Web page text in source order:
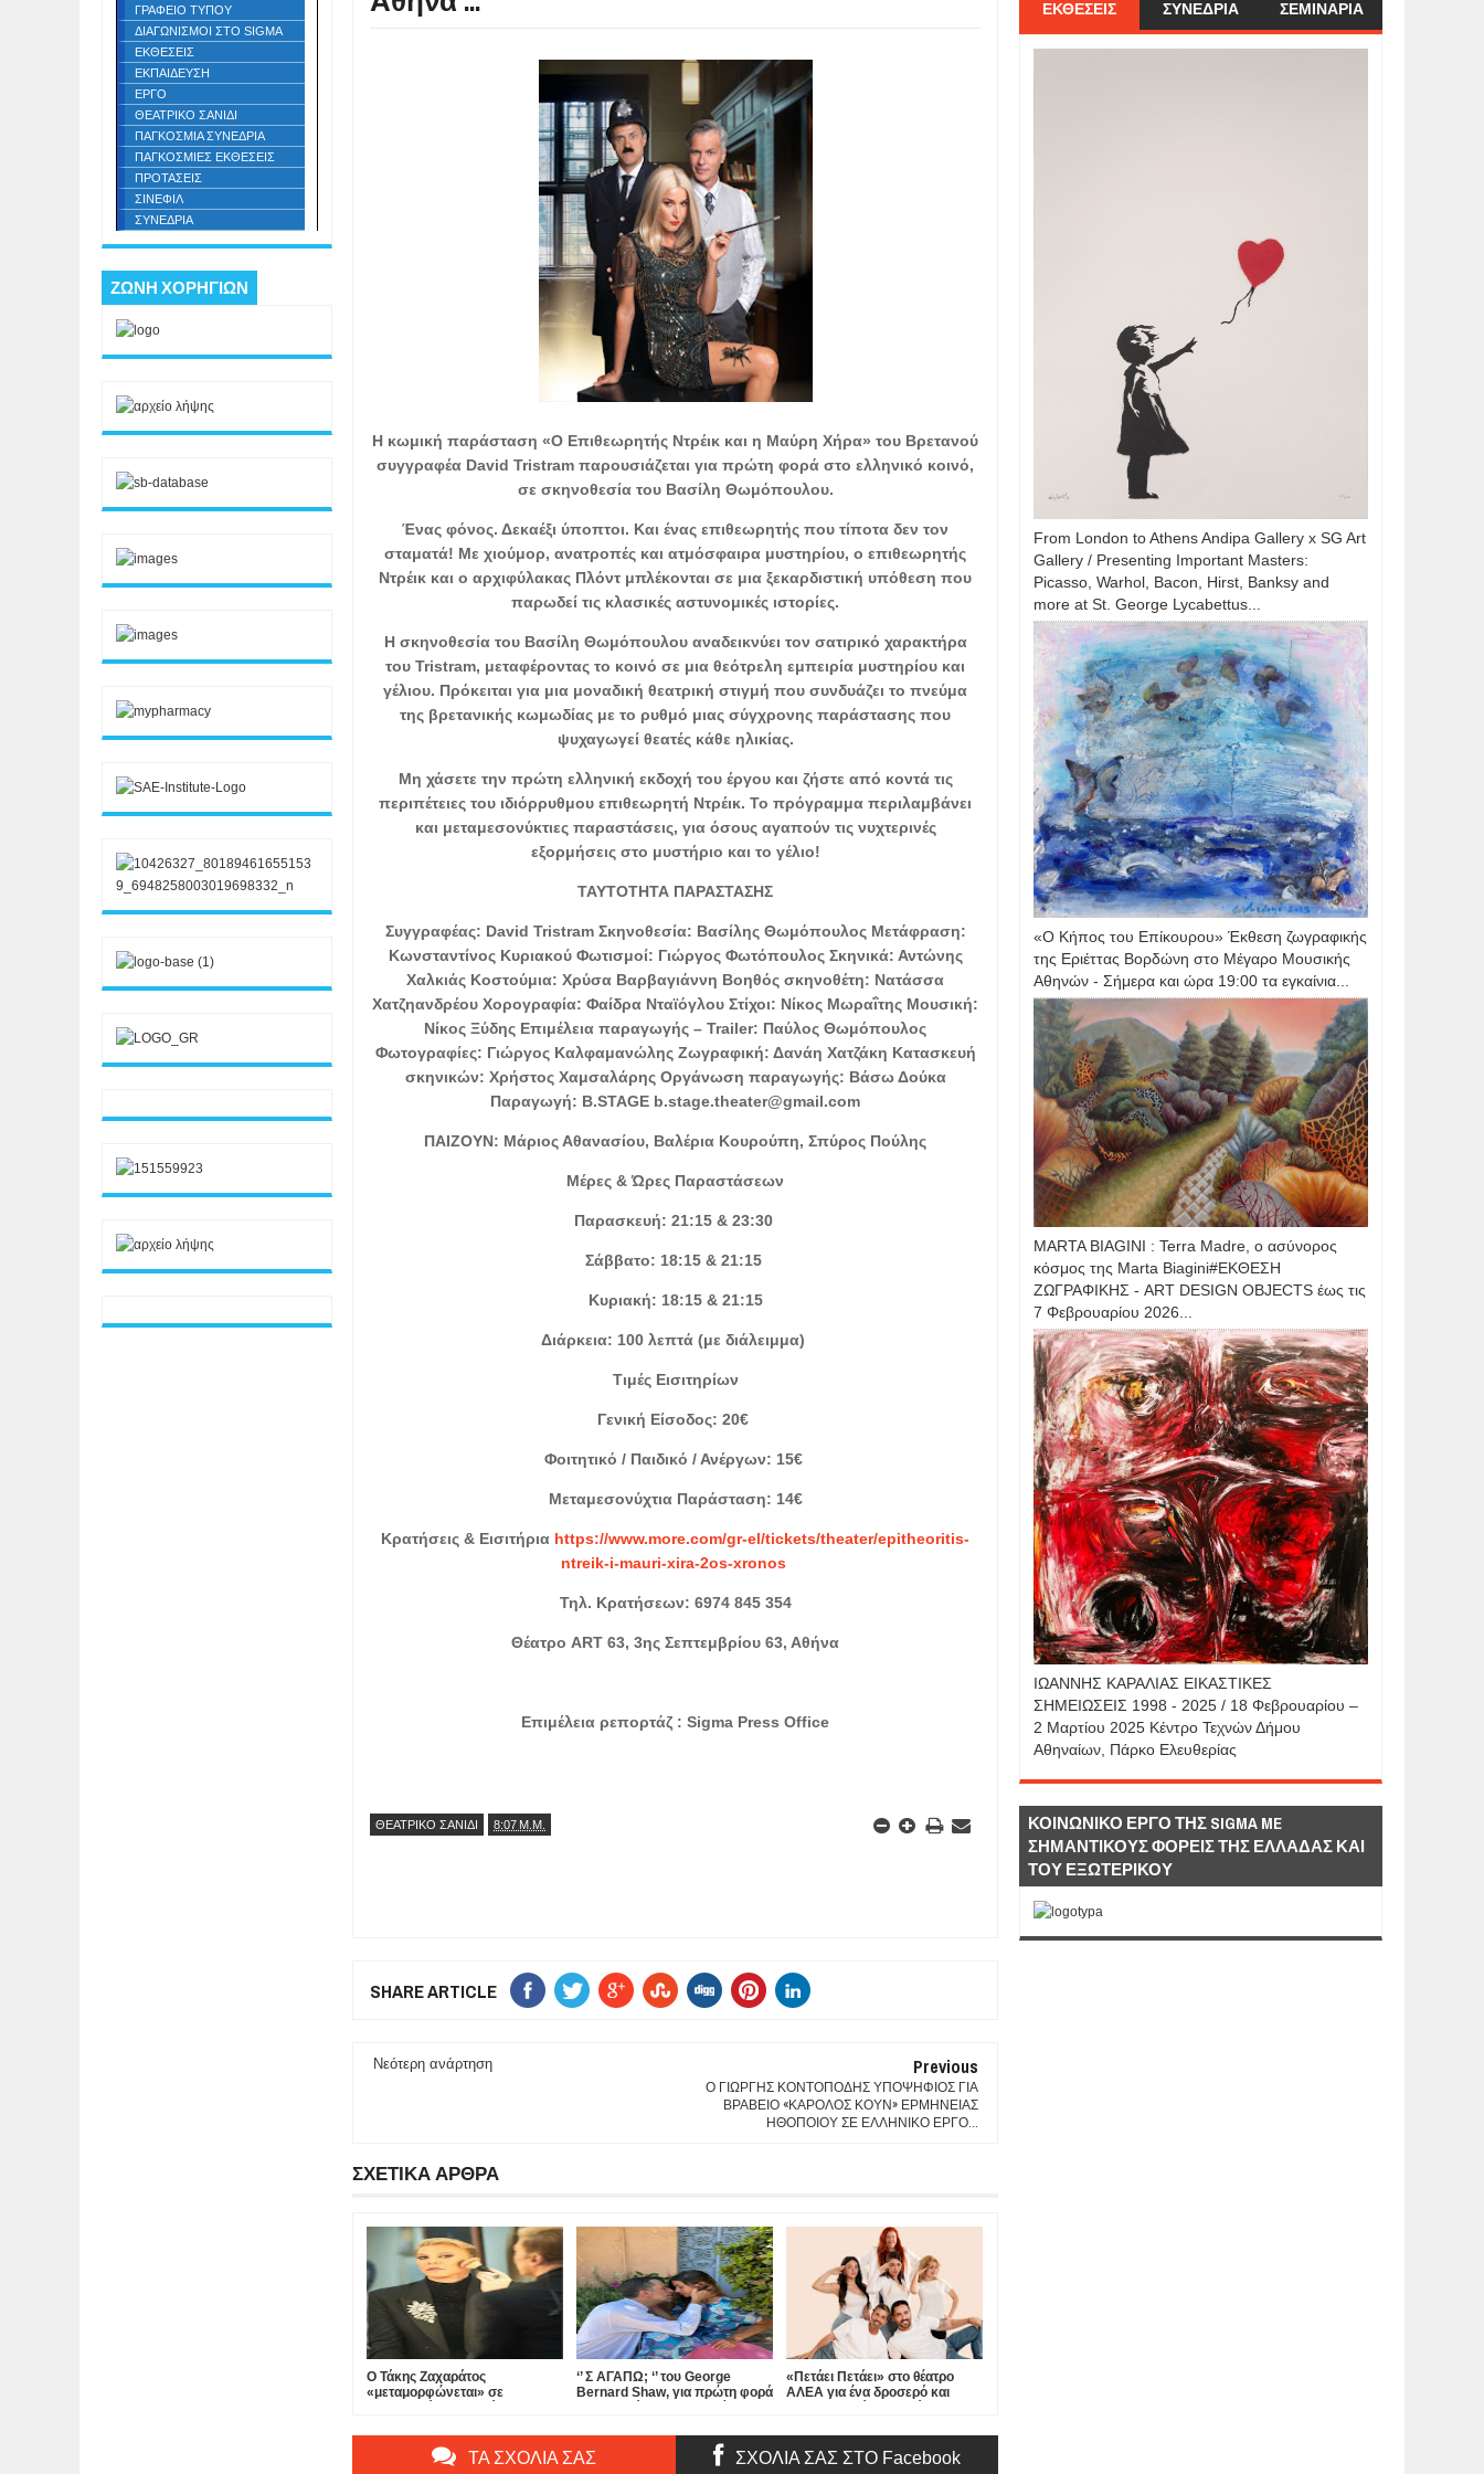
Η κωμική παράσταση «Ο Επιθεωρητής Ντρέικ και η Μαύρη Χήρα» του Βρετανού
συγγραφέα David Tristram παρουσιάζεται για πρώτη φορά στο ελληνικό κοινό,
σε σκηνοθεσία του Βασίλη Θωμόπουλου.
Ένας φόνος. Δεκαέξι ύποπτοι. Και ένας επιθεωρητής που τίποτα δεν τον
σταματά! Με χιούμορ, ανατροπές και ατμόσφαιρα μυστηρίου, ο επιθεωρητής
Ντρέικ και ο αρχιφύλακας Πλόντ μπλέκονται σε μια ξεκαρδιστική υπόθεση που
παρωδεί τις κλασικές αστυνομικές ιστορίες.
Η σκηνοθεσία του Βασίλη Θωμόπουλου αναδεικνύει τον σατιρικό χαρακτήρα
του Tristram, μεταφέροντας το κοινό σε μια θεότρελη εμπειρία μυστηρίου και
γέλιου. Πρόκειται για μια μοναδική θεατρική στιγμή που συνδυάζει το πνεύμα
της βρετανικής κωμωδίας με το ρυθμό μιας σύγχρονης παράστασης που
ψυχαγωγεί θεατές κάθε ηλικίας.
Μη χάσετε την πρώτη ελληνική εκδοχή του έργου και ζήστε από κοντά τις
περιπέτειες του ιδιόρρυθμου επιθεωρητή Ντρέικ. Το πρόγραμμα περιλαμβάνει
και μεταμεσονύκτιες παραστάσεις, για όσους αγαπούν τις νυχτερινές
εξορμήσεις στο μυστήριο και το γέλιο!
ΤΑΥΤΟΤΗΤΑ ΠΑΡΑΣΤΑΣΗΣ
Συγγραφέας: David Tristram Σκηνοθεσία: Βασίλης Θωμόπουλος Μετάφραση:
Κωνσταντίνος Κυριακού Φωτισμοί: Γιώργος Φωτόπουλος Σκηνικά: Αντώνης
Χαλκιάς Κοστούμια: Χρύσα Βαρβαγιάννη Βοηθός σκηνοθέτη: Νατάσσα
Χατζηανδρέου Χορογραφία: Φαίδρα Νταϊόγλου Στίχοι: Νίκος Μωραΐτης Μουσική:
Νίκος Ξύδης Επιμέλεια παραγωγής – Trailer: Παύλος Θωμόπουλος
Φωτογραφίες: Γιώργος Καλφαμανώλης Ζωγραφική: Δανάη Χατζάκη Κατασκευή
σκηνικών: Χρήστος Χαμσαλάρης Οργάνωση παραγωγής: Βάσω Δούκα
Παραγωγή: B.STAGE b.stage.theater@gmail.com
ΠΑΙΖΟΥΝ: Μάριος Αθανασίου, Βαλέρια Κουρούπη, Σπύρος Πούλης
Μέρες & Ώρες Παραστάσεων
Παρασκευή: 21:15 & 23:30
Σάββατο: 18:15 & 21:15
Κυριακή: 18:15 & 21:15
Διάρκεια: 100 λεπτά (με διάλειμμα)
Τιμές Εισιτηρίων
Γενική Είσοδος: 20€
Φοιτητικό / Παιδικό / Ανέργων: 15€
Μεταμεσονύχτια Παράσταση: 14€
Κρατήσεις & Εισιτήρια https://www.more.com/gr-el/tickets/theater/epitheoritis-
ntreik-i-mauri-xira-2os-xronos
Τηλ. Κρατήσεων: 6974 845 354
Θέατρο ART 63, 3ης Σεπτεμβρίου 63, Αθήνα
Επιμέλεια ρεπορτάζ : Sigma Press Office
ΘΕΑΤΡΙΚΟ ΣΑΝΙΔΙ 8:07 Μ.Μ.
SHARE ARTICLE
Νεότερη ανάρτηση Previous
Ο ΓΙΩΡΓΗΣ ΚΟΝΤΟΠΟΔΗΣ ΥΠΟΨΗΦΙΟΣ ΓΙΑ
ΒΡΑΒΕΙΟ «ΚΑΡΟΛΟΣ ΚΟΥΝ» ΕΡΜΗΝΕΙΑΣ
ΗΘΟΠΟΙΟΥ ΣΕ ΕΛΛΗΝΙΚΟ ΕΡΓΟ...
ΣΧΕΤΙΚΑ ΑΡΘΡΑ
Ο Τάκης Ζαχαράτος
«μεταμορφώνεται» σε
‘’ Σ ΑΓΑΠΩ; ‘’ του George
Bernard Shaw, για πρώτη φορά
«Πετάει Πετάει» στο θέατρο
ΑΛΕΑ για ένα δροσερό και
ΤΑ ΣΧΟΛΙΑ ΣΑΣ ΣΧΟΛΙΑ ΣΑΣ ΣΤΟ Facebook
ΓΡΑΦΕΙΟ ΤΥΠΟΥ
ΔΙΑΓΩΝΙΣΜΟΙ ΣΤΟ SIGMA
ΕΚΘΕΣΕΙΣ
ΕΚΠΑΙΔΕΥΣΗ
ΕΡΓΟ
ΘΕΑΤΡΙΚΟ ΣΑΝΙΔΙ
ΠΑΓΚΟΣΜΙΑ ΣΥΝΕΔΡΙΑ
ΠΑΓΚΟΣΜΙΕΣ ΕΚΘΕΣΕΙΣ
ΠΡΟΤΑΣΕΙΣ
ΣΙΝΕΦΙΛ
ΣΥΝΕΔΡΙΑ
ΖΩΝΗ ΧΟΡΗΓΙΩΝ
ΕΚΘΕΣΕΙΣ ΣΥΝΕΔΡΙΑ ΣΕΜΙΝΑΡΙΑ
From London to Athens Andipa Gallery x SG Art
Gallery / Presenting Important Masters:
Picasso, Warhol, Bacon, Hirst, Banksy and
more at St. George Lycabettus...
«Ο Κήπος του Επίκουρου» Έκθεση ζωγραφικής
της Εριέττας Βορδώνη στο Μέγαρο Μουσικής
Αθηνών - Σήμερα και ώρα 19:00 τα εγκαίνια...
MARTA BIAGINI : Terra Madre, ο ασύνορος
κόσμος της Marta Biagini#ΕΚΘΕΣΗ
ΖΩΓΡΑΦΙΚΗΣ - ART DESIGN OBJECTS έως τις
7 Φεβρουαρίου 2026...
IΩΑΝΝΗΣ KAΡΑΛΙΑΣ ΕΙΚΑΣΤΙΚΕΣ
ΣΗΜΕΙΩΣΕΙΣ 1998 - 2025 / 18 Φεβρουαρίου –
2 Μαρτίου 2025 Κέντρο Τεχνών Δήμου
Αθηναίων, Πάρκο Ελευθερίας
ΚΟΙΝΩΝΙΚΟ ΕΡΓΟ ΤΗΣ SIGMA ME
ΣΗΜΑΝΤΙΚΟΥΣ ΦΟΡΕΙΣ ΤΗΣ ΕΛΛΑΔΑΣ ΚΑΙ
ΤΟΥ ΕΞΩΤΕΡΙΚΟΥ